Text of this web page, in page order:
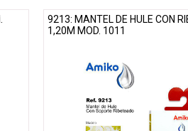
9213: MANTEL DE HULE CON
1,20M MOD. 1011